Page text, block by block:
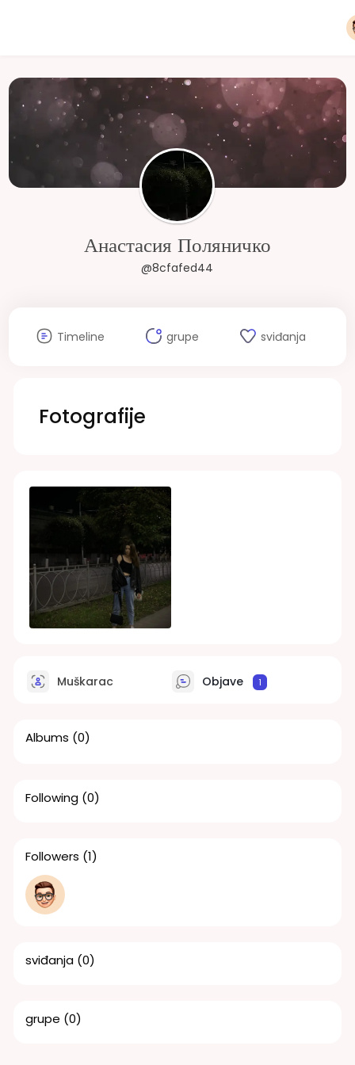
Анастасия Поляничко
@8cfafed44
Timeline grupe sviđanja
Fotografije
Muškarac Objave 1
Albums (0)
Following (0)
Followers (1)
sviđanja (0)
grupe (0)